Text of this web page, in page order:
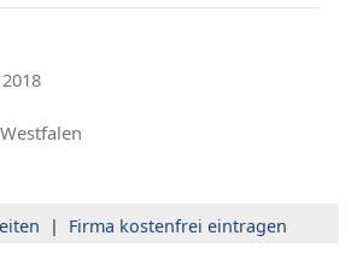
| Firma kostenfrei eintragen